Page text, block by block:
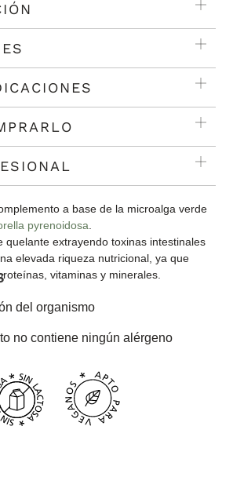
a base de la microalga verde
pyrenoidosa
quelante extrayendo toxinas intestinales
elevada riqueza nutricional, ya que
vitaminas y minerales.
del organismo
no contiene ningún alérgeno